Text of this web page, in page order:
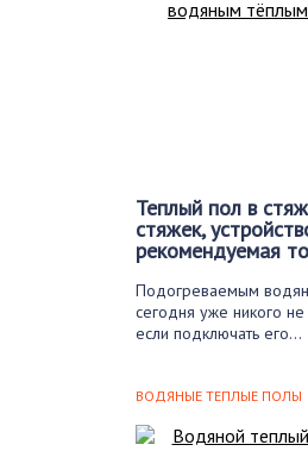
Теплый пол в
стяжек,
рекомендуемая
Подогреваемым
сегодня уже никого не
если подключать его…
ВОДЯНЫЕ ТЕПЛЫЕ ПОЛЫ